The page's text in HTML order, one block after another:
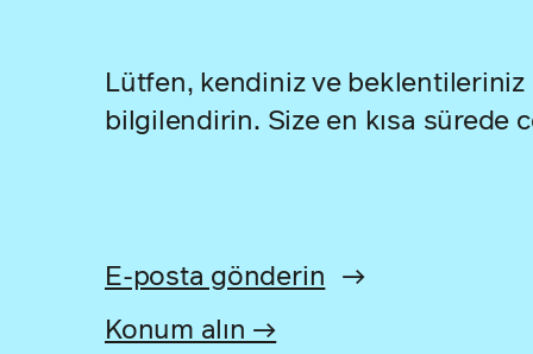
Lütfen, kendiniz ve beklentileriniz
bilgilendirin. Size en kısa sürede
E-posta gönderin
→
Konum alın →